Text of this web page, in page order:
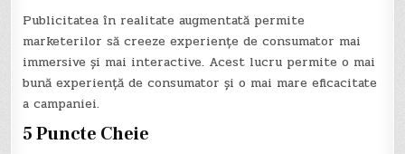
Publicitatea în realitate augmentată permite
marketerilor să creeze experiențe de consumator mai
immersive și mai interactive. Acest lucru permite o mai
bună experiență de consumator și o mai mare eficacitate
a campaniei.
5 Puncte Cheie